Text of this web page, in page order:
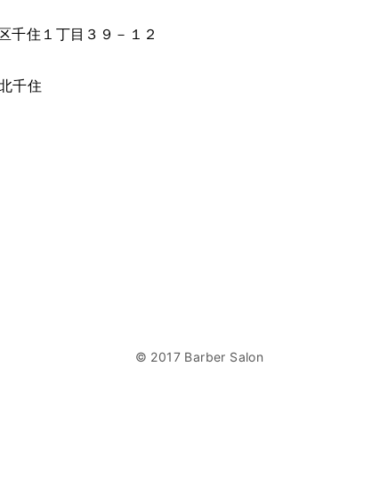
千住１丁目３９－１２
千住
© 2017 Barber Salon